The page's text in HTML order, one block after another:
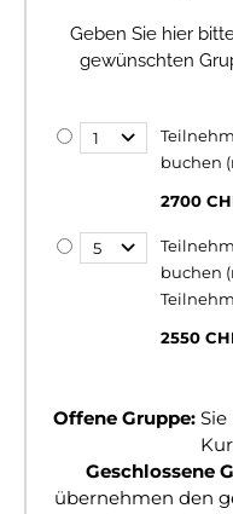
Geben Sie hier
gewünschten
buchen
2700
buchen
2550
Offene Gruppe:Sie
Geschlossene
übernehmen den